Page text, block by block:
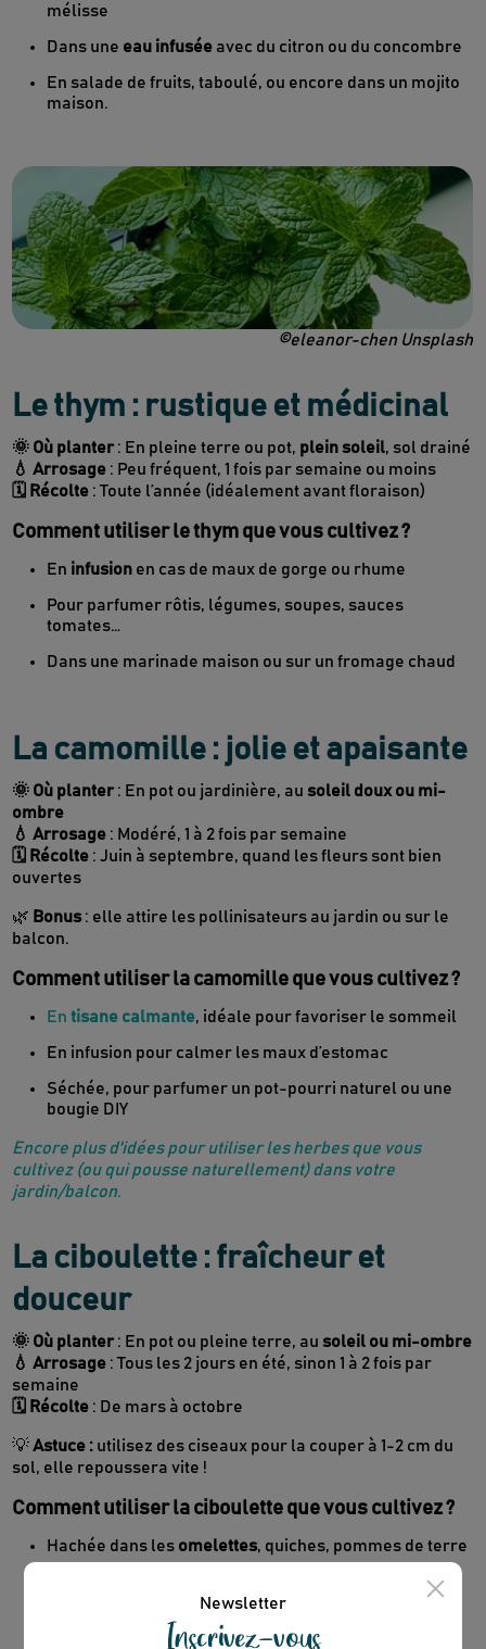
Newsletter
Inscrivez-vous
Des conseils et des décryptages pour mieux
mélisse
Dans une eau infusée avec du citron ou du concombre
En salade de fruits, taboulé, ou encore dans un mojito
maison.
©eleanor-chen Unsplash
Le thym : rustique et médicinal
🌞 Où planter: En pleine terre ou pot, plein soleil, sol drainé
💧 Arrosage : Peu fréquent, 1 fois par semaine ou moins
🗓 Récolte : Toute l’année (idéalement avant floraison)
Comment utiliser le thym que vous cultivez ?
En infusion en cas de maux de gorge ou rhume
Pour parfumer rôtis, légumes, soupes, sauces
tomates…
Dans une marinade maison ou sur un fromage chaud
La camomille : jolie et apaisante
🌞 Où planter: En pot ou jardinière, ausoleil doux ou mi-
ombre
💧 Arrosage : Modéré, 1 à 2 fois par semaine
🗓 Récolte : Juin à septembre, quand les fleurs sont bien
ouvertes
🌿 Bonus : elle attire les pollinisateurs au jardin ou sur le
balcon.
Comment utiliser la camomille que vous cultivez ?
Entisane calmante, idéale pour favoriser le sommeil
En infusion pour calmer les maux d’estomac
Séchée, pour parfumer un pot-pourri naturel ou une
bougie DIY
Encore plus d'idées pour utiliser les herbes que vous
cultivez (ou qui pousse naturellement) dans votre
jardin/balcon.
La ciboulette : fraîcheur et
douceur
🌞 Où planter: En pot ou pleine terre, ausoleil ou mi-ombre
💧 Arrosage : Tous les 2 jours en été, sinon 1 à 2 fois par
semaine
🗓 Récolte : De mars à octobre
💡Astuce : utilisez des ciseaux pour la couper à 1-2 cm du
sol, elle repoussera vite !
Comment utiliser la ciboulette que vous cultivez ?
Hachée dans les omelettes, quiches, pommes de terre
vapeur
sauce au fromage blanc , avec ail et citron
En garniture surune soupe ou un gratin